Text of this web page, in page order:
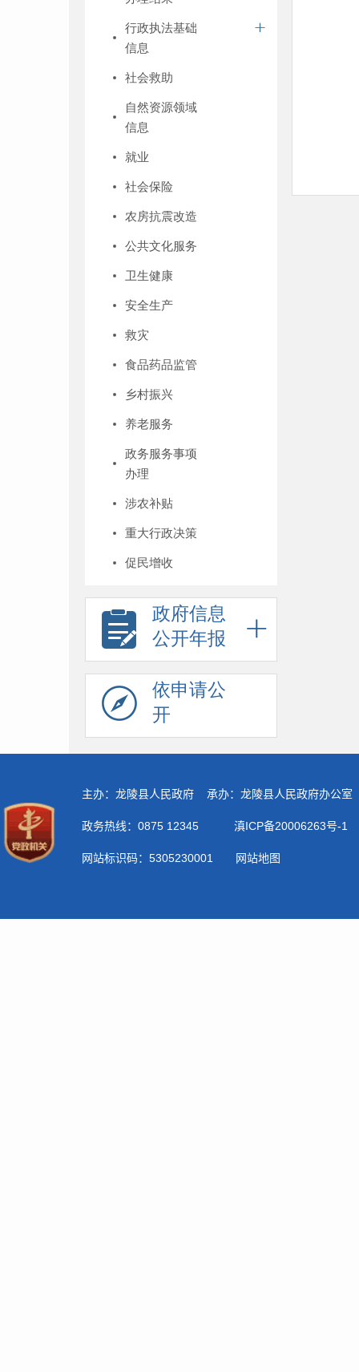
行政执法基础
信息
社会救助
自然资源领域
信息
就业
社会保险
农房抗震改造
公共文化服务
卫生健康
安全生产
救灾
食品药品监管
乡村振兴
养老服务
政务服务事项
办理
涉农补贴
重大行政决策
促民增收
政府信息
公开年报
依申请公
开